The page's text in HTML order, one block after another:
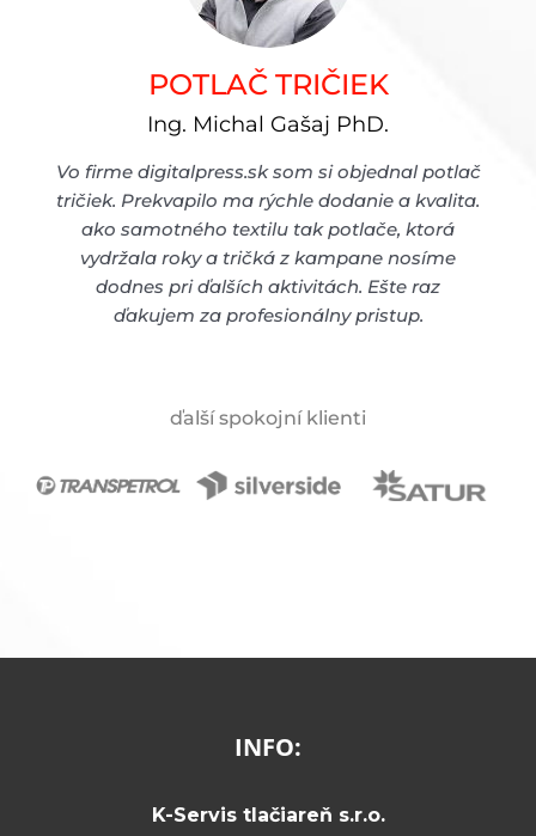
POTLAČ TRIČIEK
Ing. Michal Gašaj PhD.
Vo firme digitalpress.sk som si objednal potlač
tričiek. Prekvapilo ma rýchle dodanie a kvalita.
ako samotného textilu tak potlače, ktorá
vydržala roky a tričká z kampane nosíme
dodnes pri ďalších aktivitách. Ešte raz
ďakujem za profesionálny pristup.
ďalší spokojní klienti
INFO:
K-Servis tlačiareň s.r.o.